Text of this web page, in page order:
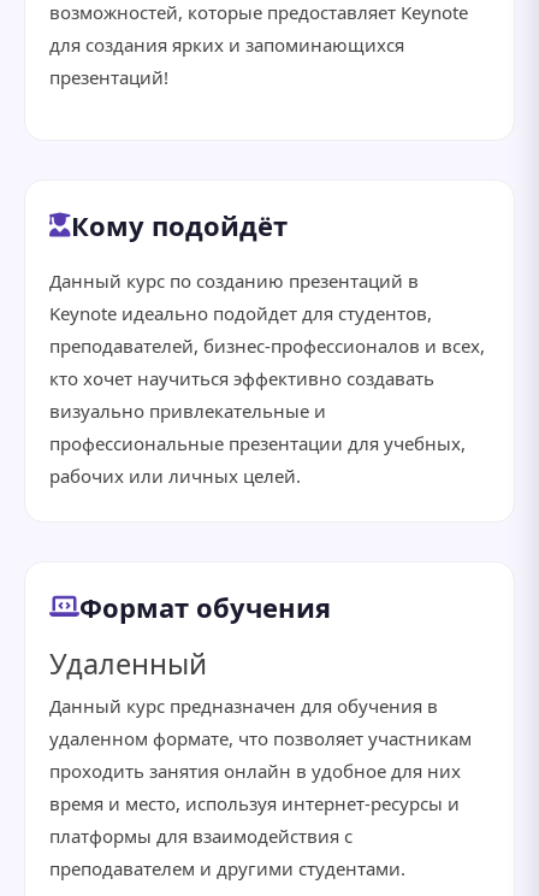
возможностей, которые предоставляет Keynote
для создания ярких и запоминающихся
презентаций!
Кому подойдёт
Данный курс по созданию презентаций в
Keynote идеально подойдет для студентов,
преподавателей, бизнес-профессионалов и всех,
кто хочет научиться эффективно создавать
визуально привлекательные и
профессиональные презентации для учебных,
рабочих или личных целей.
Формат обучения
Удаленный
Данный курс предназначен для обучения в
удаленном формате, что позволяет участникам
проходить занятия онлайн в удобное для них
время и место, используя интернет-ресурсы и
платформы для взаимодействия с
преподавателем и другими студентами.